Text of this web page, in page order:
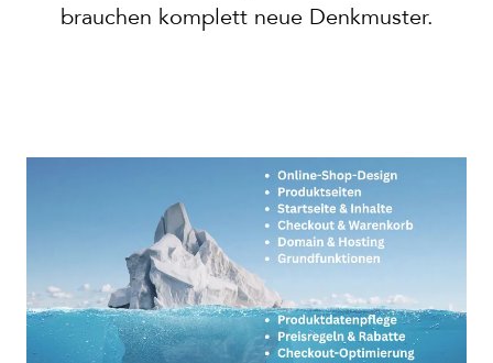
brauchen komplett neue Denkmuster.